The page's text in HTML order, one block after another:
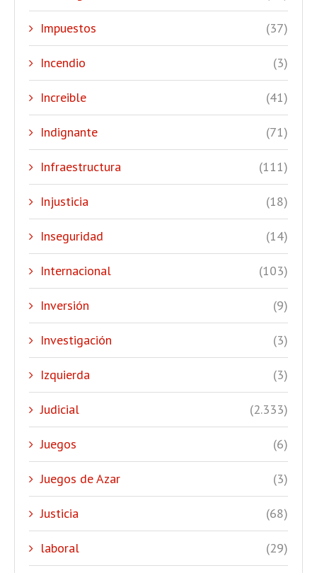
Impuestos (37)
Incendio (3)
Increible (41)
Indignante (71)
Infraestructura (111)
Injusticia (18)
Inseguridad (14)
Internacional (103)
Inversión (9)
Investigación (3)
Izquierda (3)
Judicial (2.333)
Juegos (6)
Juegos de Azar (3)
Justicia (68)
laboral (29)